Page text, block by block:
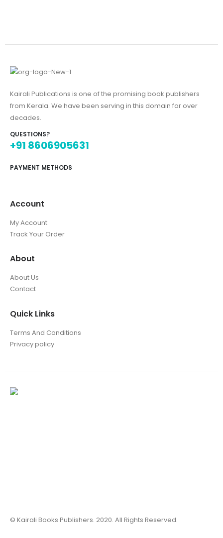
Kairali Publications is one of the promising book publishers
from Kerala. We have been serving in this domain for over
decades.
QUESTIONS?
+91 8606905631
PAYMENT METHODS
Account
My Account
Track Your Order
About
About Us
Contact
Quick Links
Terms And Conditions
Privacy policy
© Kairali Books Publishers. 2020. All Rights Reserved.